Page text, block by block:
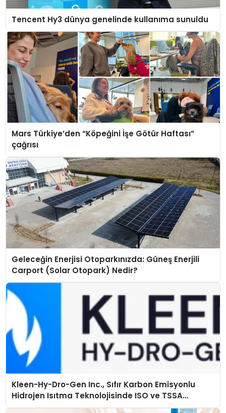
Tencent Hy3 dünya genelinde kullanıma sunuldu
Mars Türkiye’den “Köpeğini İşe Götür Haftası”
çağrısı
Geleceğin Enerjisi Otoparkınızda: Güneş Enerjili
Carport (Solar Otopark) Nedir?
Kleen-Hy-Dro-Gen Inc., Sıfır Karbon Emisyonlu
Hidrojen Isıtma Teknolojisinde ISO ve TSSA
Düzenleyici Onaylarını Aldı